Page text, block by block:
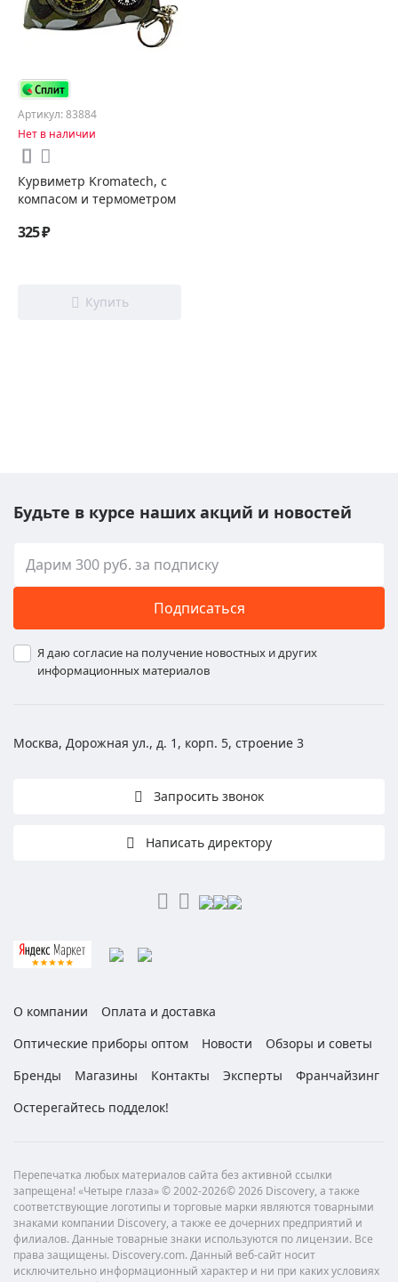
Артикул: 83884
Нет в наличии
Курвиметр Kromatech, с
компасом и термометром
325 ₽
Будьте в курсе наших акций и новостей
Подписаться
Я даю согласие на получение новостных и других
информационных материалов
Москва, Дорожная ул., д. 1, корп. 5, строение 3
Запросить звонок
Написать директору
О компании
Оплата и доставка
Оптические приборы оптом
Новости
Обзоры и советы
Бренды
Магазины Контакты Эксперты
Франчайзинг
Остерегайтесь подделок!
Перепечатка любых материалов сайта без активной ссылки
запрещена! «Четыре глаза» © 2002-2026© 2026 Discovery, а также
соответствующие логотипы и торговые марки являются товарными
знаками компании Discovery, а также ее дочерних предприятий и
филиалов. Данные товарные знаки используются по лицензии. Все
права защищены. Discovery.com. Данный веб-сайт носит
исключительно информационный характер и ни при каких условиях